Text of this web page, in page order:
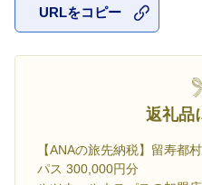
URLをコピー
返礼品
【ANAの旅先納税】留寿都
パス 300,000円分